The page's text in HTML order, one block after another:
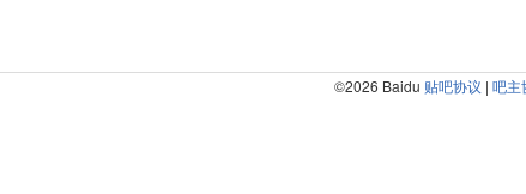
©2026 Baidu 贴吧协议 | 吧主